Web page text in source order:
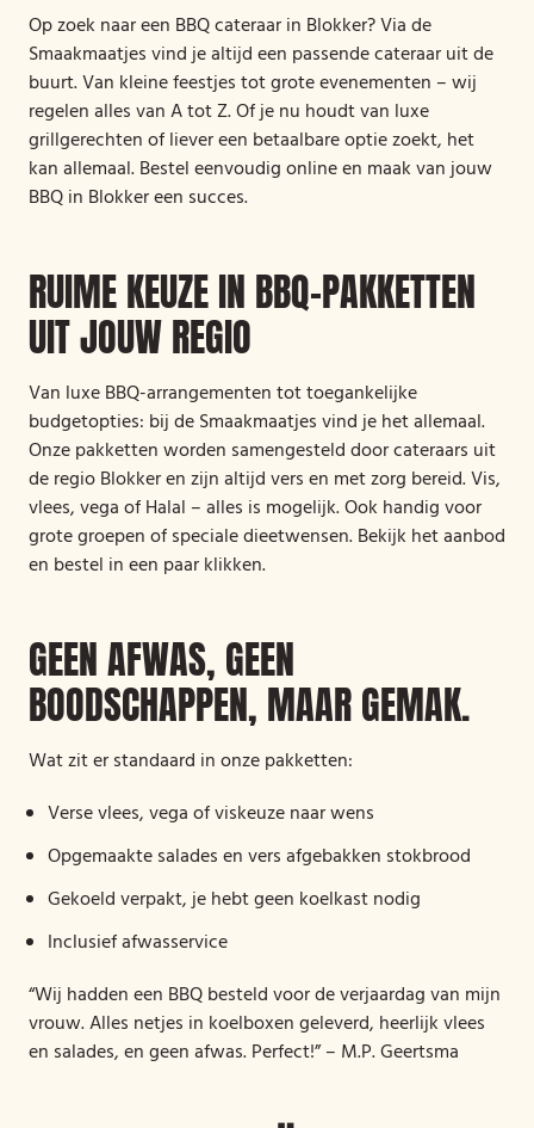
Op zoek naar een BBQ cateraar in Blokker? Via de
Smaakmaatjes vind je altijd een passende cateraar uit de
buurt. Van kleine feestjes tot grote evenementen – wij
regelen alles van A tot Z. Of je nu houdt van luxe
grillgerechten of liever een betaalbare optie zoekt, het
kan allemaal. Bestel eenvoudig online en maak van jouw
BBQ in Blokker een succes.
RUIME KEUZE IN BBQ-PAKKETTEN
UIT JOUW REGIO
Van luxe BBQ-arrangementen tot toegankelijke
budgetopties: bij de Smaakmaatjes vind je het allemaal.
Onze pakketten worden samengesteld door cateraars uit
de regio Blokker en zijn altijd vers en met zorg bereid. Vis,
vlees, vega of Halal – alles is mogelijk. Ook handig voor
grote groepen of speciale dieetwensen. Bekijk het aanbod
en bestel in een paar klikken.
GEEN AFWAS, GEEN
BOODSCHAPPEN, MAAR GEMAK.
Wat zit er standaard in onze pakketten:
Verse vlees, vega of viskeuze naar wens
Opgemaakte salades en vers afgebakken stokbrood
Gekoeld verpakt, je hebt geen koelkast nodig
Inclusief afwasservice
“Wij hadden een BBQ besteld voor de verjaardag van mijn
vrouw. Alles netjes in koelboxen geleverd, heerlijk vlees
en salades, en geen afwas. Perfect!” – M.P. Geertsma